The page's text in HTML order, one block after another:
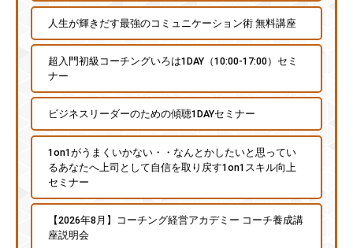
人生が輝きだす最強のコミュニケーション術 無料講座
超入門初級コーチングいろは1DAY（10:00-17:00）セミ
ナー
ビジネスリーダーのための傾聴1DAYセミナー
1on1がうまくいかない・・なんとかしたいと思ってい
るあなたへ上司として自信を取り戻す1on1スキル向上
セミナー
【2026年8月】コーチング経営アカデミー コーチ養成講
座説明会